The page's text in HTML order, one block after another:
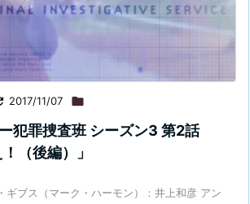
2017/11/07 
犯罪捜査班 シーズン3 第2話
（後編）」
ギブス（マーク・ハーモン）：井上和彦 アン